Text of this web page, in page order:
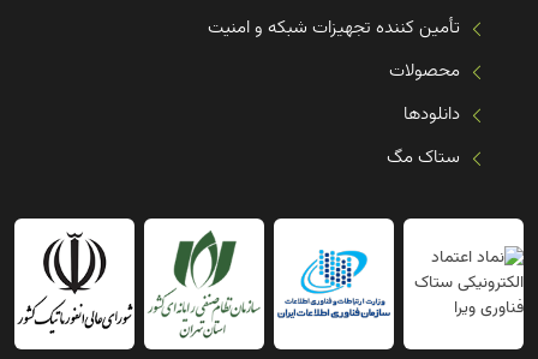
تأمین کننده تجهیزات شبکه و امنیت
محصولات
دانلودها
ستاک مگ